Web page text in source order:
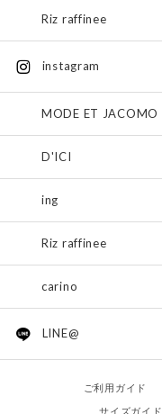
Riz raffinee
instagram
MODE ET JACOMO
D'ICI
ing
Riz raffinee
carino
LINE@
ご利用ガイド
サイズガイド